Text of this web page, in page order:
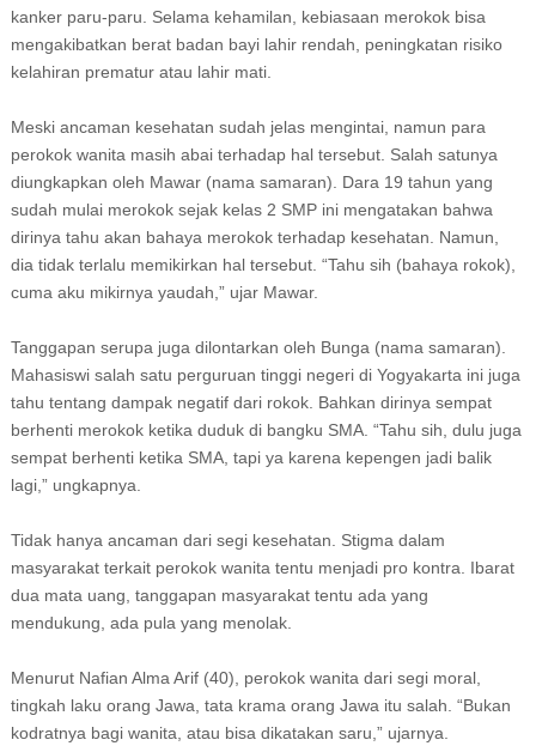
kanker paru-paru. Selama kehamilan, kebiasaan merokok bisa
mengakibatkan berat badan bayi lahir rendah, peningkatan risiko
kelahiran prematur atau lahir mati.
Meski ancaman kesehatan sudah jelas mengintai, namun para
perokok wanita masih abai terhadap hal tersebut. Salah satunya
diungkapkan oleh Mawar (nama samaran). Dara 19 tahun yang
sudah mulai merokok sejak kelas 2 SMP ini mengatakan bahwa
dirinya tahu akan bahaya merokok terhadap kesehatan. Namun,
dia tidak terlalu memikirkan hal tersebut. “Tahu sih (bahaya rokok),
cuma aku mikirnya yaudah,” ujar Mawar.
Tanggapan serupa juga dilontarkan oleh Bunga (nama samaran).
Mahasiswi salah satu perguruan tinggi negeri di Yogyakarta ini juga
tahu tentang dampak negatif dari rokok. Bahkan dirinya sempat
berhenti merokok ketika duduk di bangku SMA. “Tahu sih, dulu juga
sempat berhenti ketika SMA, tapi ya karena kepengen jadi balik
lagi,” ungkapnya.
Tidak hanya ancaman dari segi kesehatan. Stigma dalam
masyarakat terkait perokok wanita tentu menjadi pro kontra. Ibarat
dua mata uang, tanggapan masyarakat tentu ada yang
mendukung, ada pula yang menolak.
Menurut Nafian Alma Arif (40), perokok wanita dari segi moral,
tingkah laku orang Jawa, tata krama orang Jawa itu salah. “Bukan
kodratnya bagi wanita, atau bisa dikatakan saru,” ujarnya.